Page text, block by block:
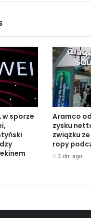
w sporze
Aramco
zysku
związku
ropy
3 dni ago